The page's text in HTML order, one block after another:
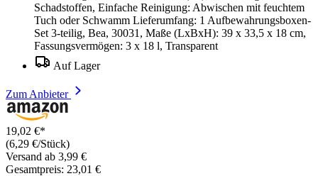
Schadstoffen, Einfache Reinigung: Abwischen mit feuchtem
Tuch oder Schwamm Lieferumfang: 1 Aufbewahrungsboxen-
Set 3-teilig, Bea, 30031, Maße (LxBxH): 39 x 33,5 x 18 cm,
Fassungsvermögen: 3 x 18 l, Transparent
Auf Lager
Zum Anbieter
19,02 €*
(6,29 €/Stück)
Versand ab 3,99 €
Gesamtpreis: 23,01 €